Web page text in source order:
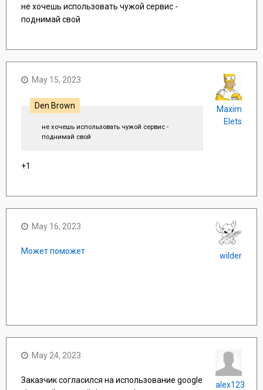
не хочешь использовать чужой сервис -
поднимай свой
May 15, 2023
Den Brown
не хочешь использовать чужой сервис -
поднимай свой
+1
Maxim
Elets
May 16, 2023
Может поможет
wilder
May 24, 2023
Заказчик согласился на использование google
alex123